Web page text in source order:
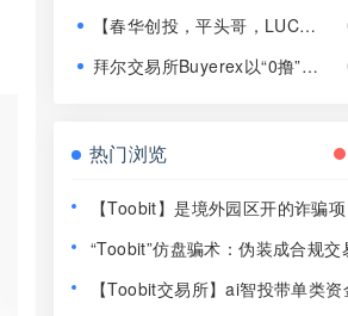
【春华创投，平头哥，LUC永久矿机】这3个项目都是骗局！已经收割，速度撤离！
拜尔交易所Buyerex以“0撸”为噱头的分红类资金盘骗局，远离！
热门浏览
【Toobit】是境外园区开的诈骗
“Toobit”仿盘骗术：伪装成合规交
骗局！
【Toobit交易所】ai智投带单类资